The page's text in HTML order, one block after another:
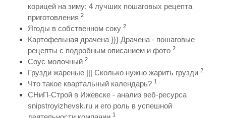
корицей на зиму: 4 лучших пошаговых рецепта
приготовления 2
Ягоды в собственном соку 2
Картофельная драчена }}} Драчена - пошаговые
рецепты с подробным описанием и фото 2
Соус молочный 2
Грузди жареные ||| Сколько нужно жарить грузди 2
Что такое квартальный календарь? 1
СНиП-Строй в Ижевске - анализ веб-ресурса
snipstroyizhevsk.ru и его роль в успешной
1